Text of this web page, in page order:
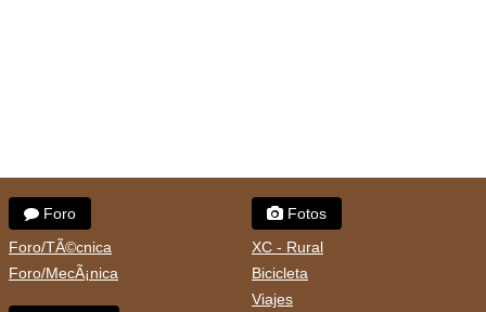
Foro
Foro/TÃ©cnica
Foro/MecÃ¡nica
Fotos
XC - Rural
Bicicleta
Viajes